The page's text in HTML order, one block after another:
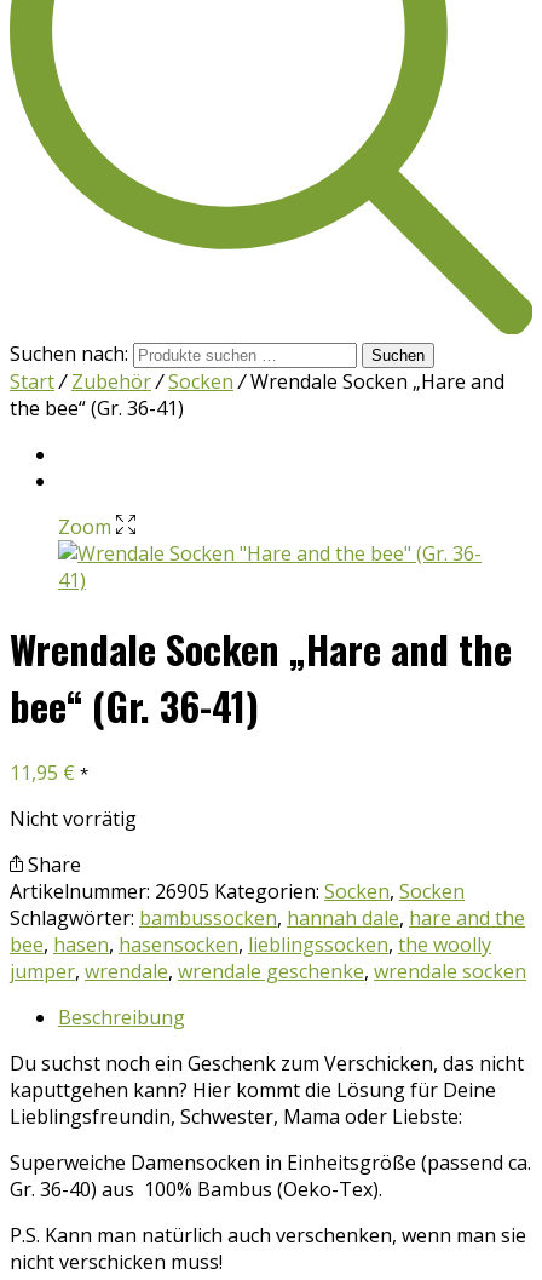
Suchen nach: Suchen
Start/ Zubehör/Socken /Wrendale Socken „Hare and
the bee“ (Gr. 36-41)
Zoom
Wrendale Socken „Hare and the
bee“ (Gr. 36-41)
11,95 € *
Nicht vorrätig
Share
Artikelnummer: 26905 Kategorien: Socken, Socken
Schlagwörter: bambussocken, hannah dale, hare and the
bee, hasen, hasensocken, lieblingssocken, the woolly
jumper, wrendale, wrendale geschenke, wrendale socken
Beschreibung
Du suchst noch ein Geschenk zum Verschicken, das nicht
kaputtgehen kann? Hier kommt die Lösung für Deine
Lieblingsfreundin, Schwester, Mama oder Liebste:
Superweiche Damensocken in Einheitsgröße (passend ca.
Gr. 36-40) aus 100% Bambus (Oeko-Tex).
P.S. Kann man natürlich auch verschenken, wenn man sie
nicht verschicken muss!